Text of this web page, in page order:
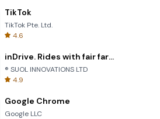
TikTok
TikTok Pte. Ltd.
4.6
inDrive. Rides with fair fares
® SUOL INNOVATIONS LTD
4.9
Google Chrome
Google LLC